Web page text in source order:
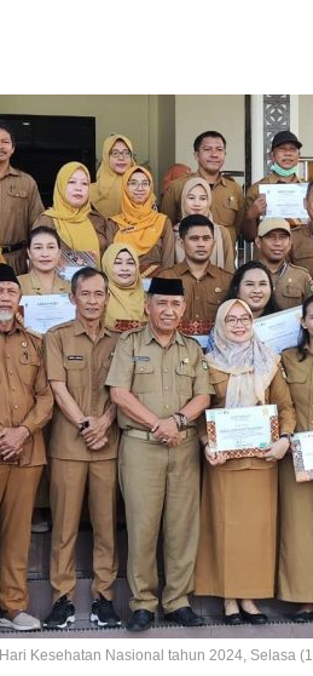
Kesehatan Nasional tahun 2024, Selasa